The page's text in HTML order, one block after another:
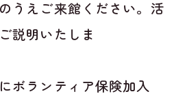
うえご来館ください。活
説明いたしま
ボランティア保険加入